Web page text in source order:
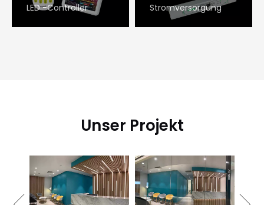
LED -Controller
Stromversorgung
Unser Projekt